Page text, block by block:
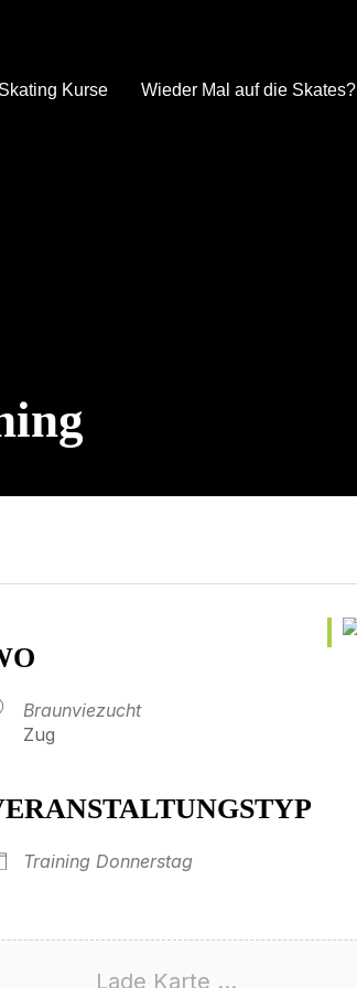
Kurse Wieder Mal auf die Skates?
Braunviezucht
Zug
Training Donnerstag
Lade Karte ...